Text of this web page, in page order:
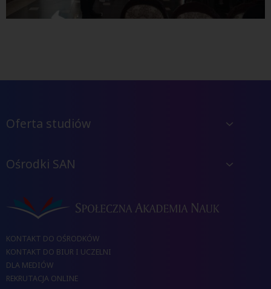
Oferta studiów
Ośrodki SAN
KONTAKT DO OŚRODKÓW
KONTAKT DO BIUR I UCZELNI
DLA MEDIÓW
REKRUTACJA ONLINE